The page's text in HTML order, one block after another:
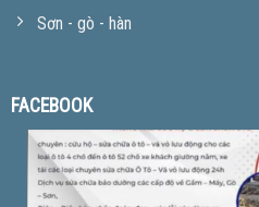
Sơn - gò - hàn
FACEBOOK